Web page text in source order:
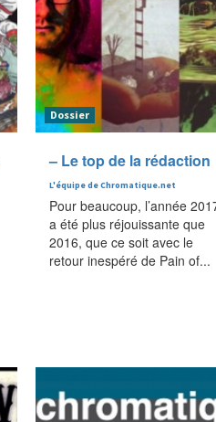
Dossier
– Le top de la rédaction
L'équipe de Chromatique.net
Pour beaucoup, l’année
a été plus réjouissante que
2016, que ce soit avec le
retour inespéré de Pain of...